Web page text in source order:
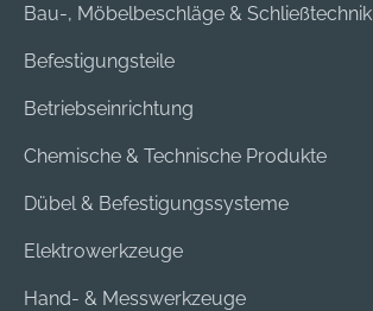
Bau-, Möbelbeschläge & Schließtechnik
Befestigungsteile
Betriebseinrichtung
Chemische & Technische Produkte
Dübel & Befestigungssysteme
Elektrowerkzeuge
Hand- & Messwerkzeuge